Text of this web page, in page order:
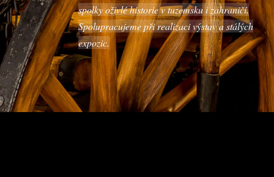
spolky oživlé historie v tuzemsku i zahraničí.
Spolupracujeme při realizaci výstav a stálých
expozic.